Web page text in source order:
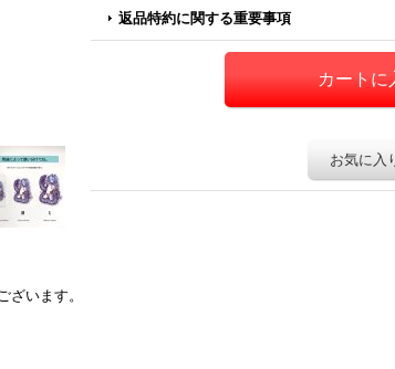
返品特約に関する重要事項
お気に入
います。